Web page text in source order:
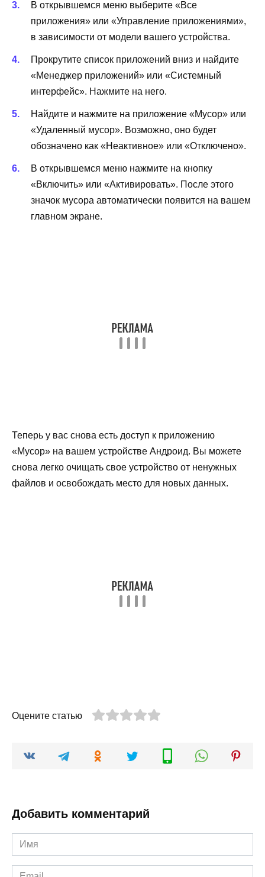
В открывшемся меню выберите «Все
приложения» или «Управление приложениями»,
в зависимости от модели вашего устройства.
Прокрутите список приложений вниз и найдите
«Менеджер приложений» или «Системный
интерфейс». Нажмите на него.
Найдите и нажмите на приложение «Мусор» или
«Удаленный мусор». Возможно, оно будет
обозначено как «Неактивное» или «Отключено».
В открывшемся меню нажмите на кнопку
«Включить» или «Активировать». После этого
значок мусора автоматически появится на вашем
главном экране.
Теперь у вас снова есть доступ к приложению
«Мусор» на вашем устройстве Андроид. Вы можете
снова легко очищать свое устройство от ненужных
файлов и освобождать место для новых данных.
Оцените статью
Добавить комментарий
Имя
*
Email